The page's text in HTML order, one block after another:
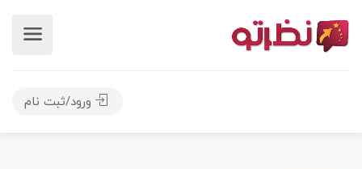
ورود/ثبت نام